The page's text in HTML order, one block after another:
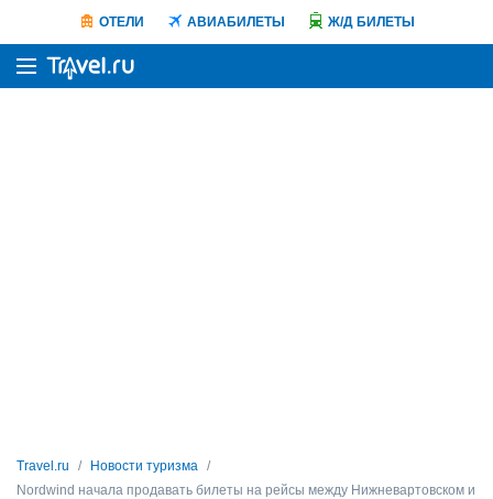
ОТЕЛИ АВИАБИЛЕТЫ Ж/Д БИЛЕТЫ
Travel.ru
Новости туризма
Nordwind начала продавать билеты на рейсы между Нижневартовском и